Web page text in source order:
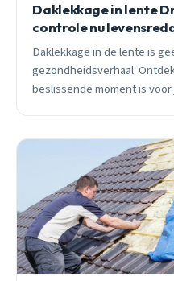
Daklekkage in lente
controle nu
Daklekkage in de lente is
gezondheidsverhaal.
beslissende moment is